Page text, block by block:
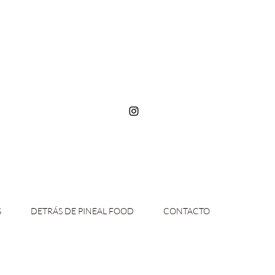
DETRÁS DE PINEAL FOOD CONTACTO